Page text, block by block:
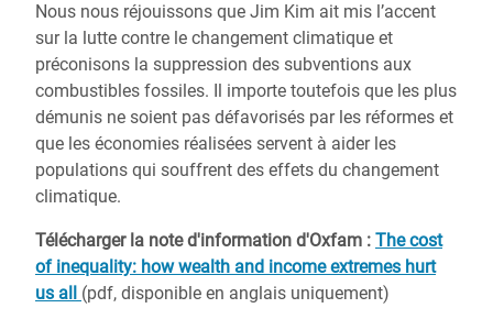
Nous nous réjouissons que Jim Kim ait mis l’accent
sur la lutte contre le changement climatique et
préconisons la suppression des subventions aux
combustibles fossiles. Il importe toutefois que les plus
démunis ne soient pas défavorisés par les réformes et
que les économies réalisées servent à aider les
populations qui souffrent des effets du changement
climatique.
Télécharger la note d'information d'Oxfam : The cost
of inequality: how wealth and income extremes hurt
us all (pdf, disponible en anglais uniquement)